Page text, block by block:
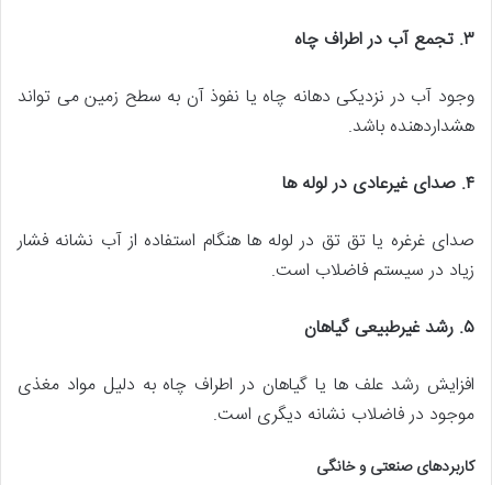
۳. تجمع آب در اطراف چاه
وجود آب در نزدیکی دهانه چاه یا نفوذ آن به سطح زمین می تواند
هشداردهنده باشد.
۴. صدای غیرعادی در لوله ها
صدای غرغره یا تق تق در لوله ها هنگام استفاده از آب نشانه فشار
زیاد در سیستم فاضلاب است.
۵. رشد غیرطبیعی گیاهان
افزایش رشد علف ها یا گیاهان در اطراف چاه به دلیل مواد مغذی
موجود در فاضلاب نشانه دیگری است.
کاربردهای صنعتی و خانگی